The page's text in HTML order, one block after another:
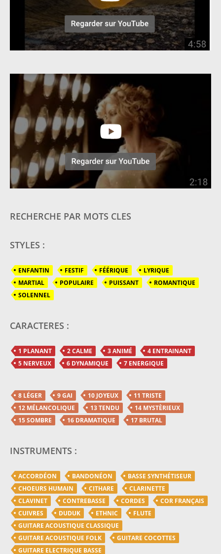
RECHERCHE PAR MOTS CLES
STYLES :
ENFANTIN FESTIF FÉÉRIQUE
LYRIQUE
MARTIAL
POPULAIRE PUISSANT
ROMANTIQUE
SOLENNEL
CARACTERES :
1 PLANANT 2 CALME 3 ANIMÉ
4 ENTRAINANT
5 NERVEUX
6 DYNAMIQUE 7 ENERGIQUE
8 LÉGER 9 GAI 10 JOYEUX
11 TRISTE
12 MÉLANCOLIQUE
13 TENDU
14 MYSTÈRIEUX
15 SOMBRE
16 DRAMATIQUE 17 BRUTAL
INSTRUMENTS :
ACCORDÉON BANDONÉON
BASSE SYNTHÉTISEUR
CHOEURS HUMAIN
CITHARE
CLARINETTE
CLAVINET
CONTREBASSE CORDES
COR FRANÇAIS
CUIVRES
DUDUK ETHNIC
FLUTE
GUITARE ACOUSTIQUE CLASSIQUE
GUITARE ACOUSTIQUE FOLK
GUITARE COCOTTES
GUITARE ELECTRIQUE BASSE